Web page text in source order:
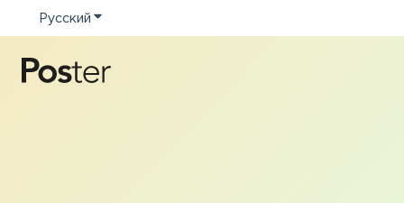
Русский Показать подменю для переводов